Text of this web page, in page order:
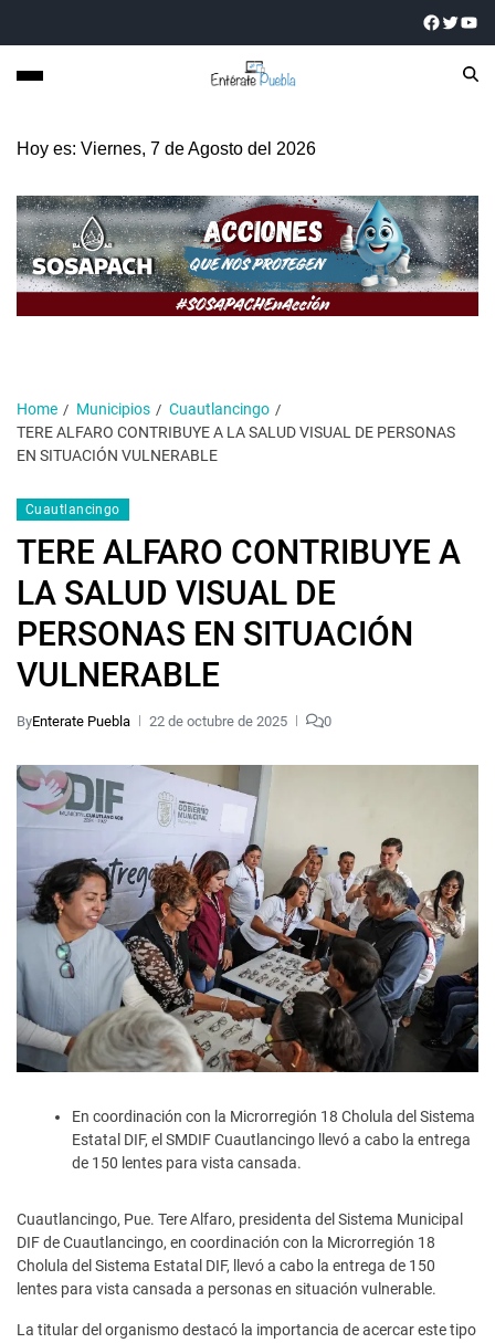
Hoy es: Viernes, 7 de Agosto del 2026
Home Municipios
Cuautlancingo
TERE ALFARO CONTRIBUYE A LA SALUD VISUAL DE PERSONAS
EN SITUACIÓN VULNERABLE
Cuautlancingo
TERE ALFARO CONTRIBUYE A
LA SALUD VISUAL DE
PERSONAS EN SITUACIÓN
VULNERABLE
ByEnterate Puebla 22 de octubre de 2025 0
En coordinación con la Microrregión 18 Cholula del Sistema
Estatal DIF, el SMDIF Cuautlancingo llevó a cabo la entrega
de 150 lentes para vista cansada.
Cuautlancingo, Pue. Tere Alfaro, presidenta del Sistema Municipal
DIF de Cuautlancingo, en coordinación con la Microrregión 18
Cholula del Sistema Estatal DIF, llevó a cabo la entrega de 150
lentes para vista cansada a personas en situación vulnerable.
La titular del organismo destacó la importancia de acercar este tipo